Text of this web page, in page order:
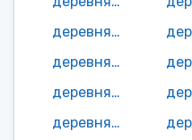
деревня Ивановское
деревня Карпищево
деревня Колчужино
деревня Куренки